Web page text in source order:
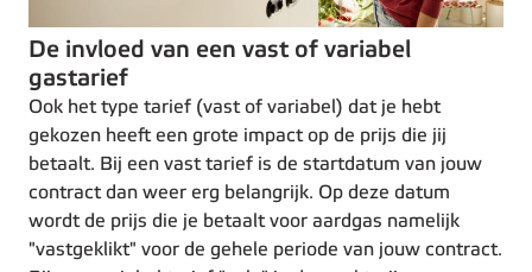
De invloed van een vast of variabel
gastarief
Ook het type tarief (vast of variabel) dat je hebt
gekozen heeft een grote impact op de prijs die jij
betaalt. Bij een vast tarief is de startdatum van jouw
contract dan weer erg belangrijk. Op deze datum
wordt de prijs die je betaalt voor aardgas namelijk
"vastgeklikt" voor de gehele periode van jouw contract.